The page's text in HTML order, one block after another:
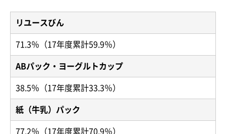
リユースびん
71.3％（17年度累計59.9％）
ABパック・ヨーグルトカップ
38.5％（17年度累計33.3％）
紙（牛乳）パック
77.2％（17年度累計70.9％）